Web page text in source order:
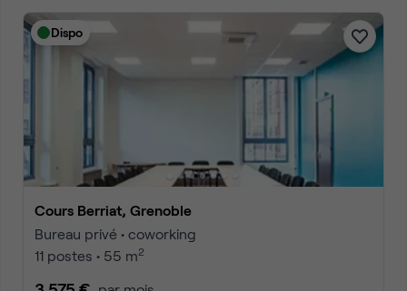
Dispo
Cours Berriat, Grenoble
Bureau privé • coworking
11 postes • 55 m2